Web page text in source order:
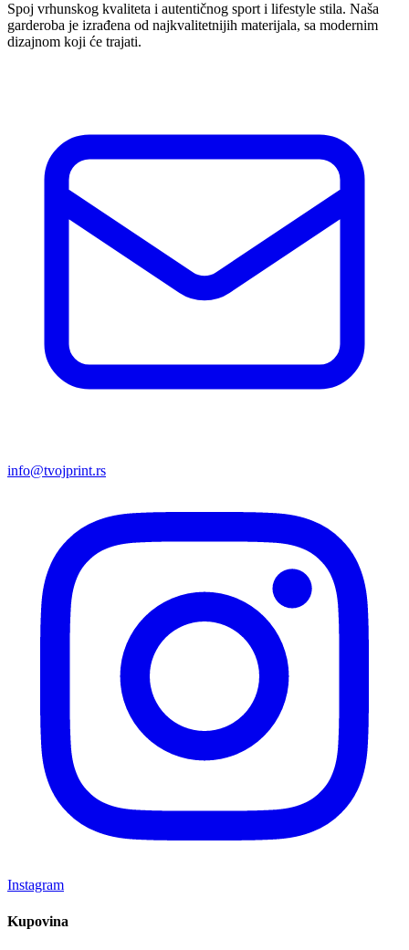
Spoj vrhunskog kvaliteta i autentičnog sport i lifestyle stila. Naša
garderoba je izrađena od najkvalitetnijih materijala, sa modernim
dizajnom koji će trajati.
info@tvojprint.rs
Instagram
Kupovina